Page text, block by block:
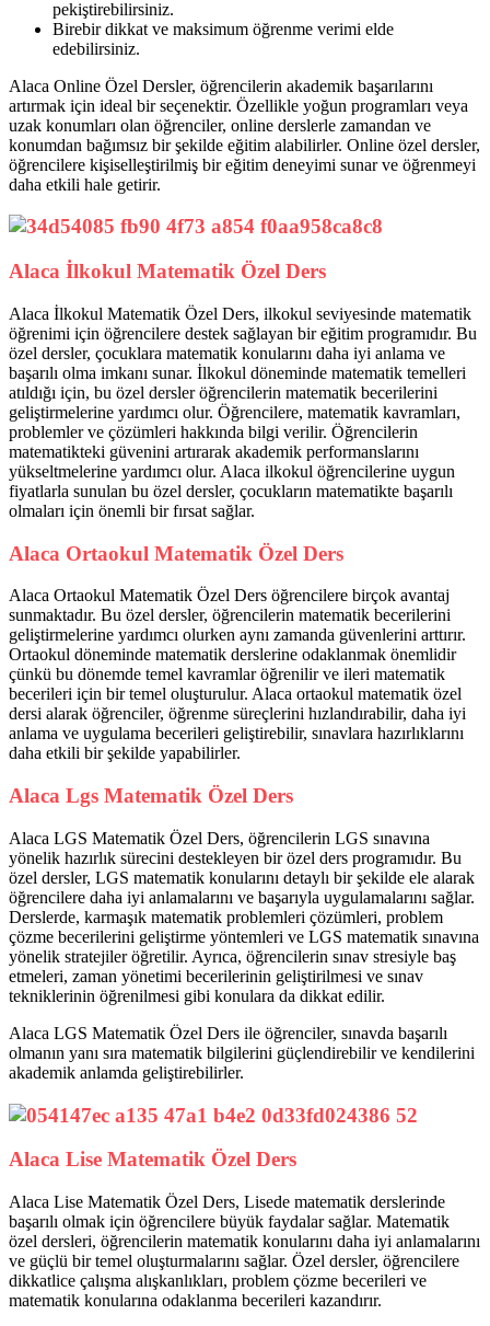
pekiştirebilirsiniz.
Birebir dikkat ve maksimum öğrenme verimi elde
edebilirsiniz.
Alaca Online Özel Dersler, öğrencilerin akademik başarılarını
artırmak için ideal bir seçenektir. Özellikle yoğun programları veya
uzak konumları olan öğrenciler, online derslerle zamandan ve
konumdan bağımsız bir şekilde eğitim alabilirler. Online özel dersler,
öğrencilere kişiselleştirilmiş bir eğitim deneyimi sunar ve öğrenmeyi
daha etkili hale getirir.
Alaca İlkokul Matematik Özel Ders
Alaca İlkokul Matematik Özel Ders, ilkokul seviyesinde matematik
öğrenimi için öğrencilere destek sağlayan bir eğitim programıdır. Bu
özel dersler, çocuklara matematik konularını daha iyi anlama ve
başarılı olma imkanı sunar. İlkokul döneminde matematik temelleri
atıldığı için, bu özel dersler öğrencilerin matematik becerilerini
geliştirmelerine yardımcı olur. Öğrencilere, matematik kavramları,
problemler ve çözümleri hakkında bilgi verilir. Öğrencilerin
matematikteki güvenini artırarak akademik performanslarını
yükseltmelerine yardımcı olur. Alaca ilkokul öğrencilerine uygun
fiyatlarla sunulan bu özel dersler, çocukların matematikte başarılı
olmaları için önemli bir fırsat sağlar.
Alaca Ortaokul Matematik Özel Ders
Alaca Ortaokul Matematik Özel Ders öğrencilere birçok avantaj
sunmaktadır. Bu özel dersler, öğrencilerin matematik becerilerini
geliştirmelerine yardımcı olurken aynı zamanda güvenlerini arttırır.
Ortaokul döneminde matematik derslerine odaklanmak önemlidir
çünkü bu dönemde temel kavramlar öğrenilir ve ileri matematik
becerileri için bir temel oluşturulur. Alaca ortaokul matematik özel
dersi alarak öğrenciler, öğrenme süreçlerini hızlandırabilir, daha iyi
anlama ve uygulama becerileri geliştirebilir, sınavlara hazırlıklarını
daha etkili bir şekilde yapabilirler.
Alaca Lgs Matematik Özel Ders
Alaca LGS Matematik Özel Ders, öğrencilerin LGS sınavına
yönelik hazırlık sürecini destekleyen bir özel ders programıdır. Bu
özel dersler, LGS matematik konularını detaylı bir şekilde ele alarak
öğrencilere daha iyi anlamalarını ve başarıyla uygulamalarını sağlar.
Derslerde, karmaşık matematik problemleri çözümleri, problem
çözme becerilerini geliştirme yöntemleri ve LGS matematik sınavına
yönelik stratejiler öğretilir. Ayrıca, öğrencilerin sınav stresiyle baş
etmeleri, zaman yönetimi becerilerinin geliştirilmesi ve sınav
tekniklerinin öğrenilmesi gibi konulara da dikkat edilir.
Alaca LGS Matematik Özel Ders ile öğrenciler, sınavda başarılı
olmanın yanı sıra matematik bilgilerini güçlendirebilir ve kendilerini
akademik anlamda geliştirebilirler.
Alaca Lise Matematik Özel Ders
Alaca Lise Matematik Özel Ders, Lisede matematik derslerinde
başarılı olmak için öğrencilere büyük faydalar sağlar. Matematik
özel dersleri, öğrencilerin matematik konularını daha iyi anlamalarını
ve güçlü bir temel oluşturmalarını sağlar. Özel dersler, öğrencilere
dikkatlice çalışma alışkanlıkları, problem çözme becerileri ve
matematik konularına odaklanma becerileri kazandırır.